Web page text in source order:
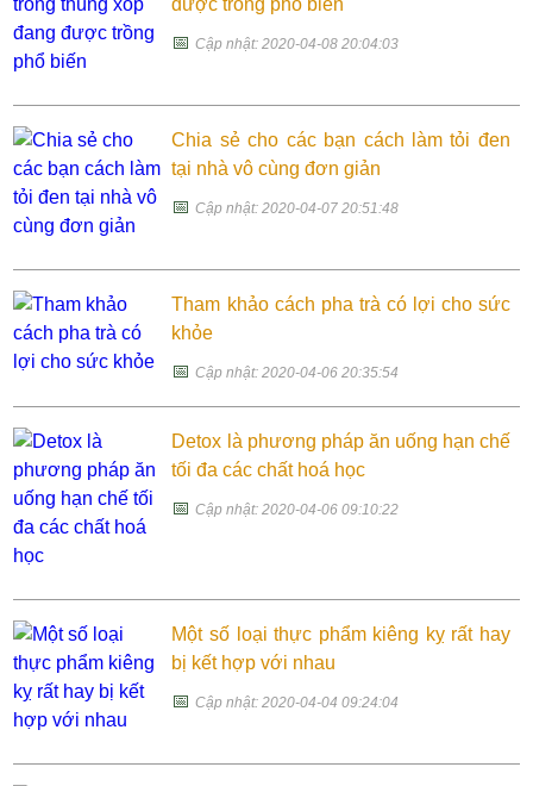
📅Cập nhật: 2020-04-08 20:04:03
Chia sẻ cho các bạn cách làm tỏi đen
tại nhà vô cùng đơn giản
📅Cập nhật: 2020-04-07 20:51:48
Tham khảo cách pha trà có lợi cho sức
khỏe
📅Cập nhật: 2020-04-06 20:35:54
Detox là phương pháp ăn uống hạn chế
tối đa các chất hoá học
📅Cập nhật: 2020-04-06 09:10:22
Một số loại thực phẩm kiêng kỵ rất hay
bị kết hợp với nhau
📅Cập nhật: 2020-04-04 09:24:04